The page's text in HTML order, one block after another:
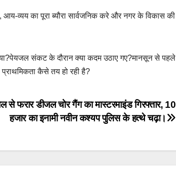
व्यय का पूरा ब्यौरा सार्वजनिक करे और नगर के विकास की
संकट के दौरान क्या कदम उठाए गए?मानसून से पहले
कैसे तय हो रही है?
से फरार डीजल चोर गैंग का मास्टरमाइंड गिरफ्तार, 10
हजार का इनामी नवीन कश्यप पुलिस के हत्थे चढ़ा।